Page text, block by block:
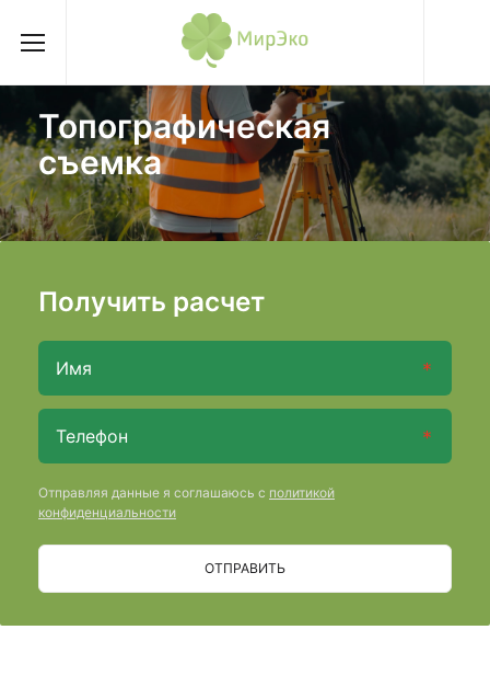
Топографическая
съемка
Получить расчет
Отправляя данные я соглашаюсь с политикой
конфиденциальности
ОТПРАВИТЬ